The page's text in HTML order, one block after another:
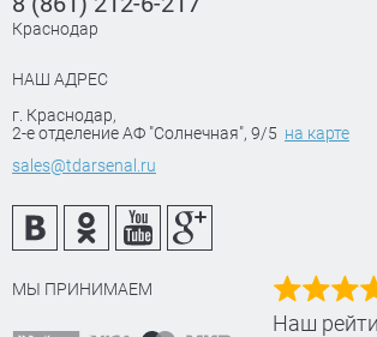
Краснодар
НАШ АДРЕС
г. Краснодар,
2-е отделение АФ "Солнечная", 9/5 на карте
sales@tdarsenal.ru
МЫ ПРИНИМАЕМ
Наш